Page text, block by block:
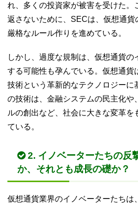
れ、多くの投資家が被害を受けた。
返さないために、SECは、仮想通貨
厳格なルール作りを進めている。
しかし、過度な規制は、仮想通貨の
する可能性も孕んでいる。仮想通貨
技術という革新的なテクノロジーに
の技術は、金融システムの民主化や
ルの創出など、社会に大きな変革を
ている。
2. イノベーターたちの反
か、それとも成長の礎か？
仮想通貨業界のイノベーターたちは